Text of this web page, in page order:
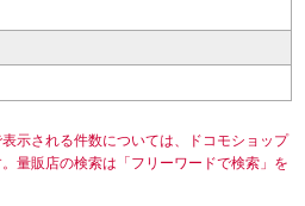
表示される件数については、ドコモショップ
量販店の検索は「フリーワードで検索」を